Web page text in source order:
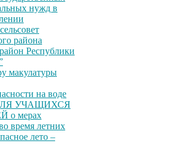
нужд в
района
Республики
макулатуры
на воде
УЧАЩИХСЯ
о мерах
время летних
лето –